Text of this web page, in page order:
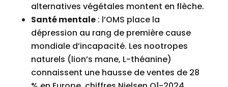
alternatives végétales montent en flèche.
Santé mentale: l’OMS place la
dépression au rang de première cause
mondiale d’incapacité. Les nootropes
naturels (lion’s mane, L-théanine)
connaissent une hausse de ventes de 28